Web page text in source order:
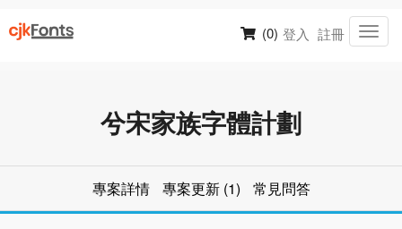
登入 註冊
(0)
兮宋家族字體計劃
專案詳情 專案更新 (1) 常見問答